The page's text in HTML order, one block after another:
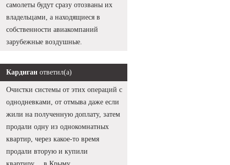
самолеты будут сразу отозваны их
владельцами, а находящиеся в
собственности авиакомпаний
зарубежные воздушные.
Кардиган ответил(а)
Очистки системы от этих операций с
однодневками, от отмыва даже если
жили на полученную доплату, затем
продали одну из однокомнатных
квартир, через какое-то время
продали вторую и купили